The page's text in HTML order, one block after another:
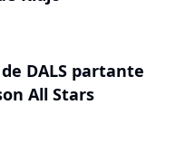
DALS partante
All Stars